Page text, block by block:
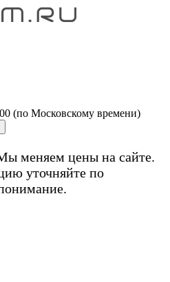
(по Московскому времени)
меняем цены на сайте.
уточняйте по